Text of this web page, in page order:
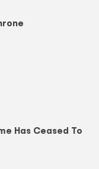
Has Ceased To